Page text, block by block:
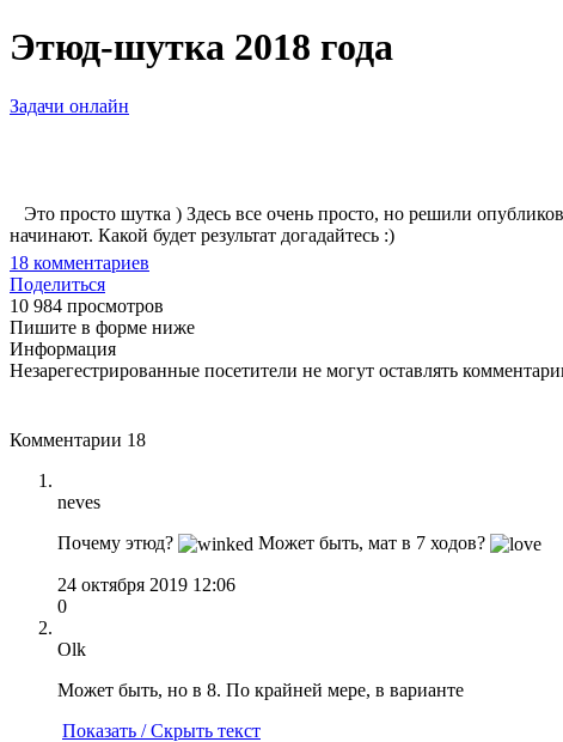
Этюд-шутка 2018 года
Задачи онлайн
Это просто шутка ) Здесь все очень просто, но решили
начинают. Какой будет результат догадайтесь :)
18 комментариев
Поделиться
10 984 просмотров
Пишите в форме ниже
Информация
Незарегестрированные посетители не могут оставлять
Комментарии 18
neves
Почему этюд?
Может быть, мат в 7 ходов?
24 октября 2019 12:06
0
Olk
Может быть, но в 8. По крайней мере, в варианте
Показать / Скрыть текст